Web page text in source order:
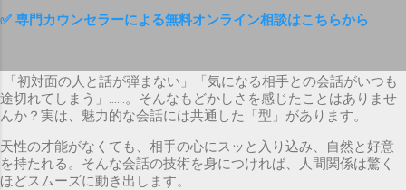
✅ 専門カウンセラーによる無料オンライン相談はこちらから
「初対面の人と話が弾まない」「気になる相手との会話がいつも
途切れてしまう」……。そんなもどかしさを感じたことはありませ
んか？実は、魅力的な会話には共通した「型」があります。
天性の才能がなくても、相手の心にスッと入り込み、自然と好意
を持たれる。そんな会話の技術を身につければ、人間関係は驚く
ほどスムーズに動き出します。